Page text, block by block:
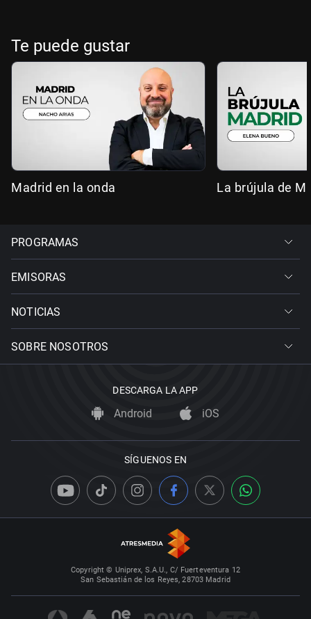
Te puede gustar
Madrid en la onda La brújula de
PROGRAMAS
EMISORAS
NOTICIAS
SOBRE NOSOTROS
DESCARGA LA APP
Android iOS
SÍGUENOS EN
Copyright © Uniprex, S.A.U., C/ Fuerteventura 12
San Sebastián de los Reyes, 28703 Madrid